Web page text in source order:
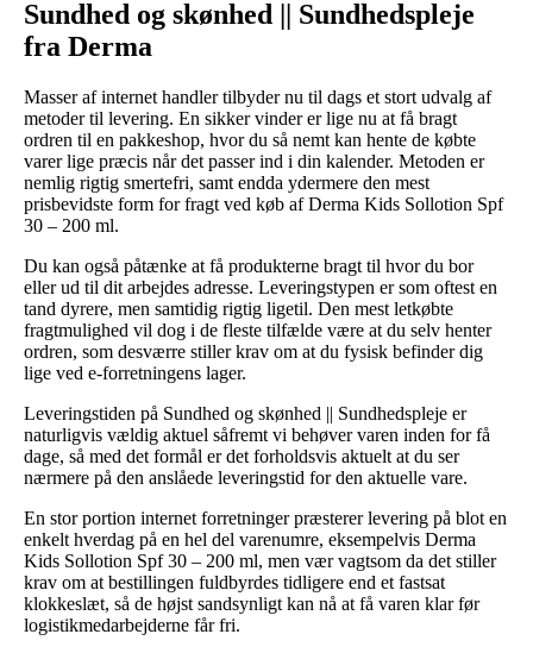
Sundhed og skønhed || Sundhedspleje
fra Derma
Masser af internet handler tilbyder nu til dags et stort udvalg af
metoder til levering. En sikker vinder er lige nu at få bragt
ordren til en pakkeshop, hvor du så nemt kan hente de købte
varer lige præcis når det passer ind i din kalender. Metoden er
nemlig rigtig smertefri, samt endda ydermere den mest
prisbevidste form for fragt ved køb af Derma Kids Sollotion Spf
30 – 200 ml.
Du kan også påtænke at få produkterne bragt til hvor du bor
eller ud til dit arbejdes adresse. Leveringstypen er som oftest en
tand dyrere, men samtidig rigtig ligetil. Den mest letkøbte
fragtmulighed vil dog i de fleste tilfælde være at du selv henter
ordren, som desværre stiller krav om at du fysisk befinder dig
lige ved e-forretningens lager.
Leveringstiden på Sundhed og skønhed || Sundhedspleje er
naturligvis vældig aktuel såfremt vi behøver varen inden for få
dage, så med det formål er det forholdsvis aktuelt at du ser
nærmere på den anslåede leveringstid for den aktuelle vare.
En stor portion internet forretninger præsterer levering på blot en
enkelt hverdag på en hel del varenumre, eksempelvis Derma
Kids Sollotion Spf 30 – 200 ml, men vær vagtsom da det stiller
krav om at bestillingen fuldbyrdes tidligere end et fastsat
klokkeslæt, så de højst sandsynligt kan nå at få varen klar før
logistikmedarbejderne får fri.